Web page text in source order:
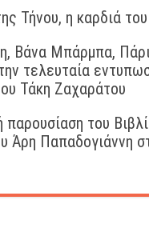
Τήνου, η καρδιά
Βάνα Μπάρμπα,
τελευταία
Τάκη Ζαχαράτου
παρουσίαση του
Άρη Παπαδογιάννη